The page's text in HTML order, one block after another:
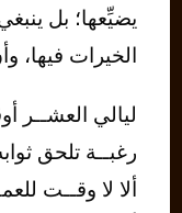
يضيِّعها؛ بل
الخيرات فيها،
ليالي العشــر
رغبــة تلحق
ألا لا وقــت